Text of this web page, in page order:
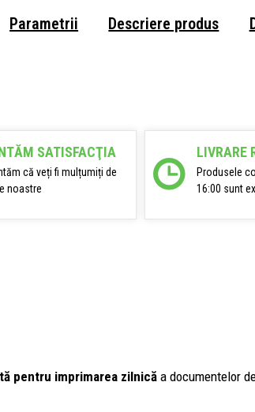
Parametrii Descriere produs
SATISFACŢIA
că veți fi mulțumiți de
noastre
LIVRARE
Produsele
16:00 sunt
pentru imprimarea zilnicăa documentelor